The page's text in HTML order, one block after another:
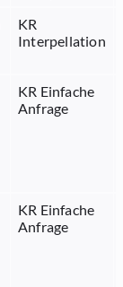
KR
Interpellation
KR Einfache
Anfrage
KR Einfache
Anfrage